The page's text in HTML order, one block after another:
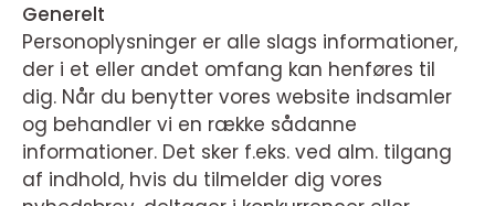
Generelt
Personoplysninger er alle slags informationer,
der i et eller andet omfang kan henføres til
dig. Når du benytter vores website indsamler
og behandler vi en række sådanne
informationer. Det sker f.eks. ved alm. tilgang
af indhold, hvis du tilmelder dig vores